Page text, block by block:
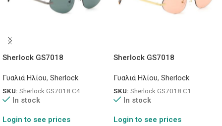
Sherlock GS7018
Γυαλιά Ηλίου, Sherlock
SKU: Sherlock GS7018 C4
In stock
Login to see prices
Sherlock GS7018
Γυαλιά Ηλίου, Sherlock
SKU: Sherlock GS7018 C1
In stock
Login to see prices